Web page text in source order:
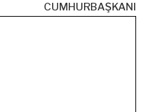
CUMHURBAŞKANI